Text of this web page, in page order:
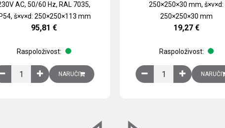
čelični lim količina
AC, 50/60 Hz, RAL 7035,
IP54, š×v×d: 250×250×113 mm
95,81 €
Raspoloživost:
Ventilator 255(290) m3/h, 40 W, 230V AC, 50/60 Hz, RAL 7035,
NARUČI
250×250×30 mm, š×v×d:
250×250×30 mm
19,27 €
Raspoloživost:
Izlazna rešetka saNARUČI